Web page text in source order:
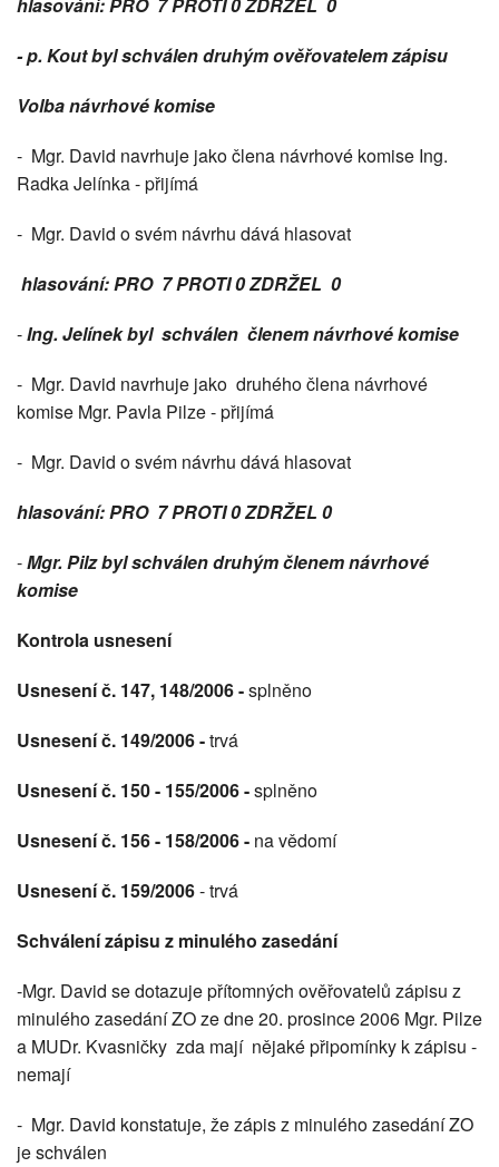
- p. Kout byl schválen druhým ověřovatelem zápisu
Volba návrhové komise
- Mgr. David navrhuje jako člena návrhové komise Ing.
Radka Jelínka - přijímá
- Mgr. David o svém návrhu dává hlasovat
hlasování: PRO 7 PROTI 0 ZDRŽEL 0
-Ing. Jelínek byl schválen členem návrhové komise
- Mgr. David navrhuje jako druhého člena návrhové
komise Mgr. Pavla Pilze - přijímá
- Mgr. David o svém návrhu dává hlasovat
hlasování: PRO 7 PROTI 0 ZDRŽEL 0
-Mgr. Pilz byl schválen druhým členem návrhové
komise
Kontrola usnesení
Usnesení č. 147, 148/2006 -splněno
Usnesení č. 149/2006 -trvá
Usnesení č. 150 - 155/2006 -splněno
Usnesení č. 156 - 158/2006 - na vědomí
Usnesení č. 159/2006- trvá
Schválení zápisu z minulého zasedání
-Mgr. David se dotazuje přítomných ověřovatelů zápisu z
minulého zasedání ZO ze dne 20. prosince 2006 Mgr. Pilze
a MUDr. Kvasničky zda mají nějaké připomínky k zápisu -
nemají
- Mgr. David konstatuje, že zápis z minulého zasedání ZO
je schválen